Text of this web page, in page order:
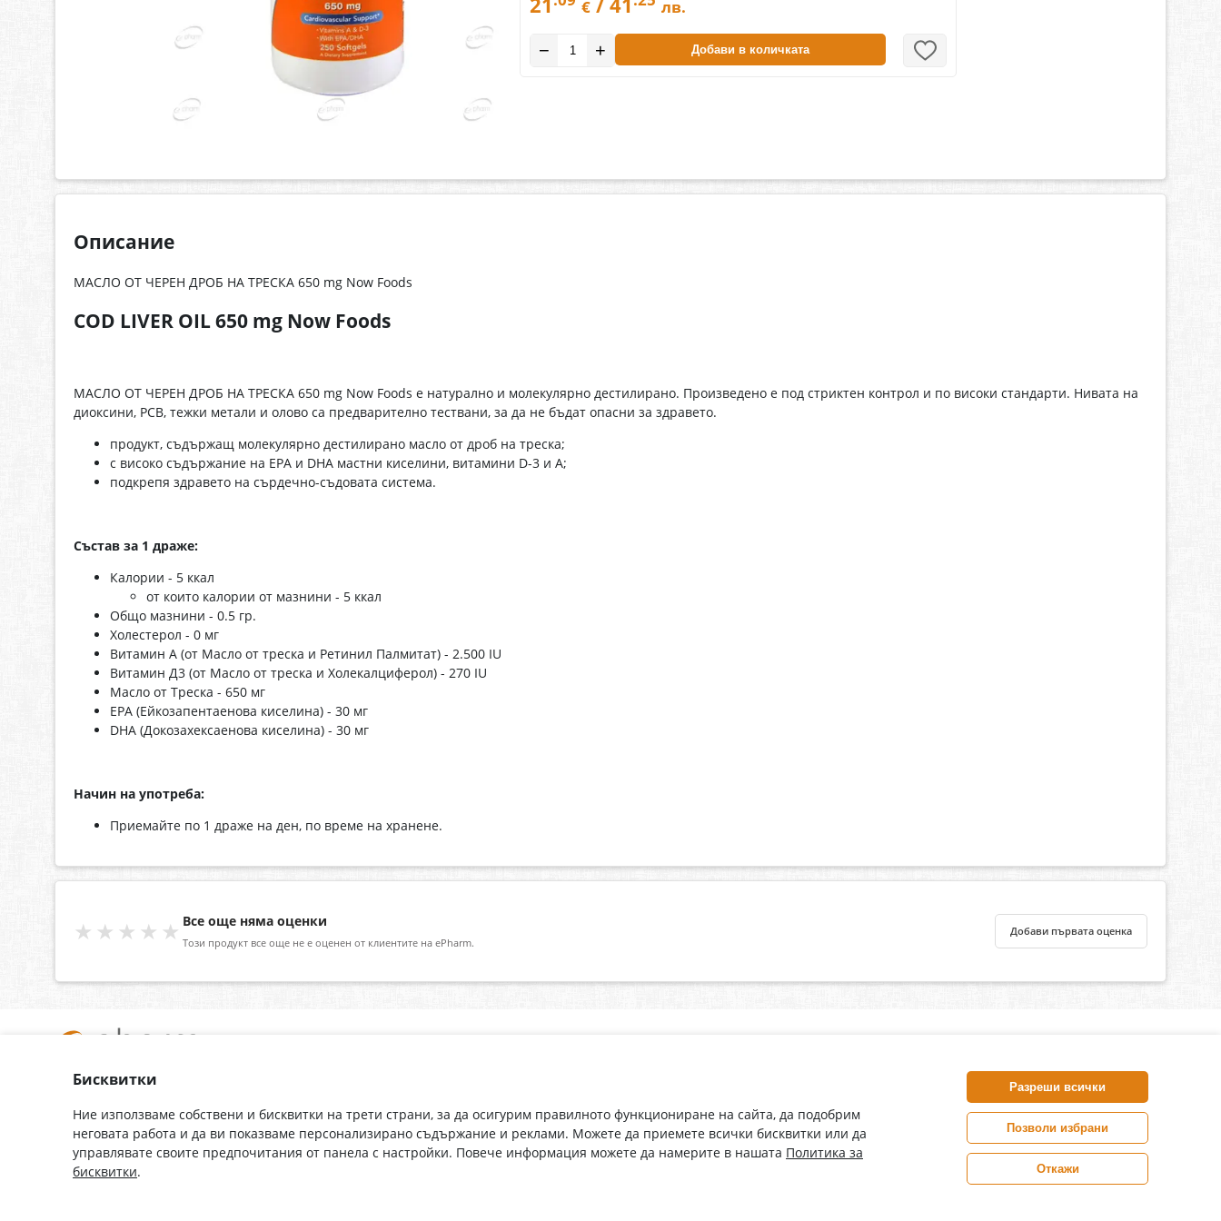
€ лв.
− + Добави в количката
Описание
МАСЛО ОТ ЧЕРЕН ДРОБ НА ТРЕСКА 650 mg Now Foods
COD LIVER OIL 650 mg Now Foods
МАСЛО ОТ ЧЕРЕН ДРОБ НА ТРЕСКА 650 mg Now Foods е натурално и молекулярно дестилирано. Произведено е под стриктен контрол и по високи стандарти. Нивата на
диоксини, РСВ, тежки метали и олово са предварително тествани, за да не бъдат опасни за здравето.
продукт, съдържащ молекулярно дестилирано масло от дроб на треска;
с високо съдържание на EPA и DHA мастни киселини, витамини D-3 и A;
подкрепя здравето на сърдечно-съдовата система.
Състав за 1 драже:
Калории - 5 ккал
от които калории от мазнини - 5 ккал
Общо мазнини - 0.5 гр.
Холестерол - 0 мг
Витамин А (от Масло от треска и Ретинил Палмитат) - 2.500 IU
Витамин Д3 (от Масло от треска и Холекалциферол) - 270 IU
Масло от Треска - 650 мг
ЕРА (Ейкозапентаенова киселина) - 30 мг
DHA (Докозахексаенова киселина) - 30 мг
Начин на употреба:
Приемайте по 1 драже на ден, по време на хранене.
★★★★★ Все още няма оценки
Този продукт все още не е оценен от клиентите на ePharm.
Добави първата оценка
За нас
Контакти
Полезни връзки
Лични данни
Доставка
Гаранция
Плащане
Как да поръчам
С абонамента се съгласявам сПолитиката за лични данни .
ePharm.bg е лицензирана онлайн аптека и част от аптеки
„Ванчева“, които повече от 30 години се грижат за здравето на
своите пациенти.
ePharm е лицензирана онлайн аптека от
Изпълнителна Агенция по Лекарствата
Бисквитки
Ние използваме собствени и бисквитки на трети страни, за да осигурим правилното функциониране на сайта, да подобрим
неговата работа и да ви показваме персонализирано съдържание и реклами. Можете да приемете всички бисквитки или да
управлявате своите предпочитания от панела с настройки. Повече информация можете да намерите в нашата Политика за
бисквитки.
Разреши всички
Позволи избрани
Откажи